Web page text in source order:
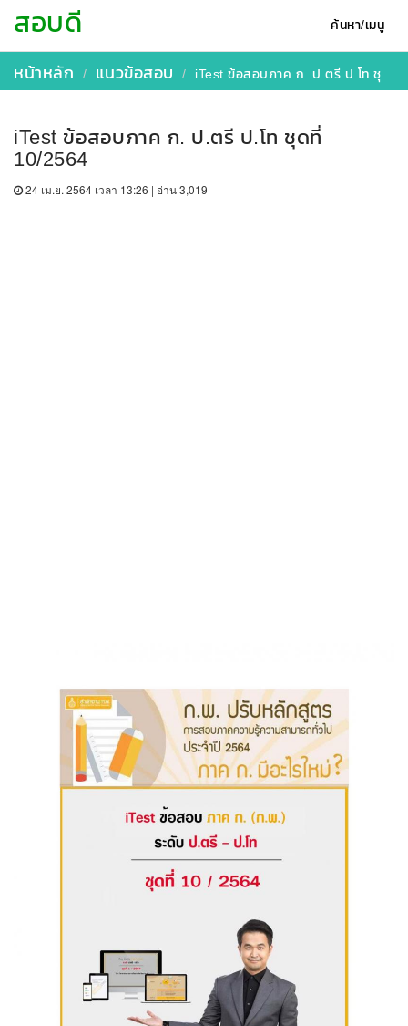
ค้นหา/เมนู
สอบดี
หน้าหลัก แนวข้อสอบ iTest ข้อสอบภาค ก. ป.ตรี ป.โท ชุดที่ 10/2564
iTest ข้อสอบภาค ก. ป.ตรี ป.โท ชุดที่
10/2564
24 เม.ย. 2564 เวลา 13:26 | อ่าน 3,019